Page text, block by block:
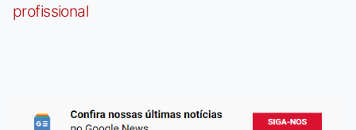
profissional